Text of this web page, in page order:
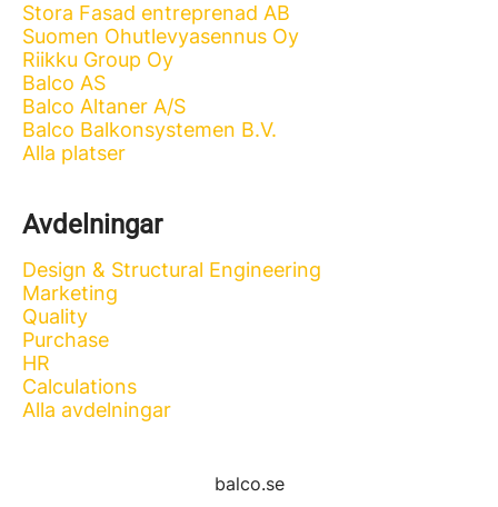
Stora Fasad entreprenad AB
Suomen Ohutlevyasennus Oy
Riikku Group Oy
Balco AS
Balco Altaner A/S
Balco Balkonsystemen B.V.
Alla platser
Avdelningar
Design & Structural Engineering
Marketing
Quality
Purchase
HR
Calculations
Alla avdelningar
balco.se